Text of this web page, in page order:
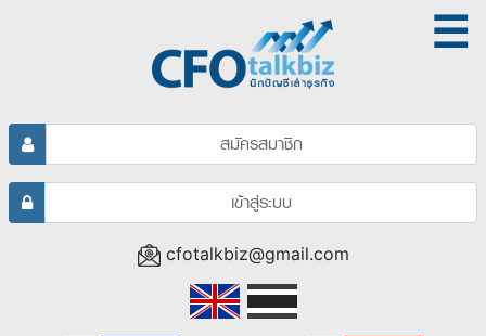
สมัครสมาชิก
เข้าสู่ระบบ
cfotalkbiz@gmail.com
☰